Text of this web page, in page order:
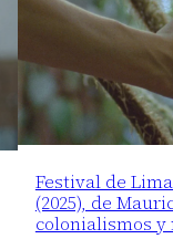
Festival de
(2025), de
colonialismos